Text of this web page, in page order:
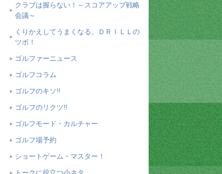
クラブは握らない！～スコアアップ戦略
会議～
くりかえしてうまくなる。ＤＲＩＬＬの
ツボ！
ゴルファーニュース
ゴルフコラム
ゴルフのキソ!!
ゴルフのリクツ!!
ゴルフモード・カルチャー
ゴルフ場予約
ショートゲーム・マスター！
トークに役立つ小ネタ